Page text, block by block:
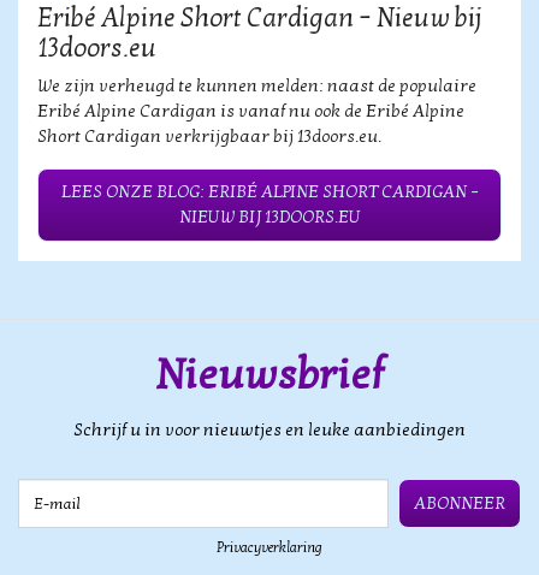
Eribé Alpine Short Cardigan – Nieuw bij
13doors.eu
We zijn verheugd te kunnen melden: naast de populaire
Eribé Alpine Cardigan is vanaf nu ook de Eribé Alpine
Short Cardigan verkrijgbaar bij 13doors.eu.
LEES ONZE BLOG: ERIBÉ ALPINE SHORT CARDIGAN –
NIEUW BIJ 13DOORS.EU
Nieuwsbrief
Schrijf u in voor nieuwtjes en leuke aanbiedingen
ABONNEER
Privacyverklaring